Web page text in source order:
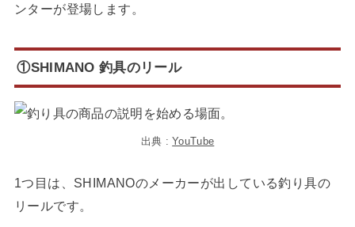
ンターが登場します。
①SHIMANO 釣具のリール
出典 :YouTube
1つ目は、SHIMANOのメーカーが出している釣り具の
リールです。